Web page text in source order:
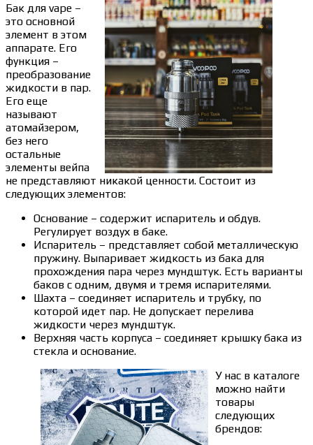
Бак для vape –
это основной
элемент в этом
аппарате. Его
функция –
преобразование
жидкости в пар.
Его еще
называют
атомайзером,
без него
остальные
элементы вейпа
не представляют никакой ценности. Состоит из
следующих элементов:
Основание – содержит испаритель и обдув.
Регулирует воздух в баке.
Испаритель – представляет собой металлическую
пружину. Выпаривает жидкость из бака для
прохождения пара через мундштук. Есть варианты
баков с одним, двумя и тремя испарителями.
Шахта – соединяет испаритель и трубку, по
которой идет пар. Не допускает перелива
жидкости через мундштук.
Верхняя часть корпуса – соединяет крышку бака из
стекла и основание.
У нас в каталоге
можно найти
товары
следующих
брендов: